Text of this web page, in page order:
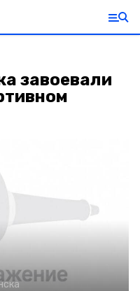
завоевали